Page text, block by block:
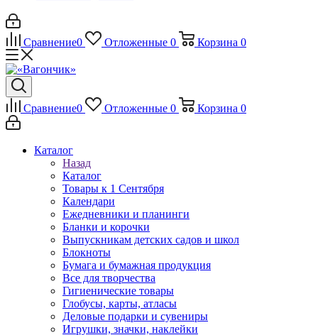
Сравнение0 Отложенные 0 Корзина 0
Сравнение0 Отложенные 0 Корзина 0
Каталог
Назад
Каталог
Товары к 1 Сентября
Календари
Ежедневники и планинги
Бланки и корочки
Выпускникам детских садов и школ
Блокноты
Бумага и бумажная продукция
Все для творчества
Гигиенические товары
Глобусы, карты, атласы
Деловые подарки и сувениры
Игрушки, значки, наклейки